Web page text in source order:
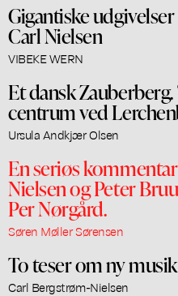
Gigantiske
Carl Nielsen
VIBEKE WERN
Et dansk
centrum ved
Ursula Andkjær Olsen
En seriøs
Nielsen og Peter
Per Nørgård.
Søren Møller Sørensen
To teser om ny musik
Carl Bergstrøm-Nielsen